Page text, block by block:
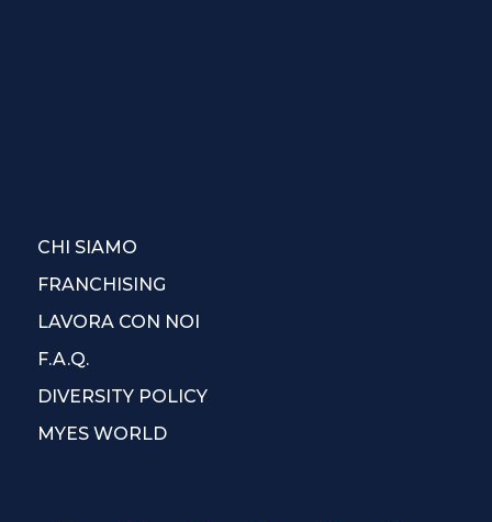
CHI SIAMO
FRANCHISING
LAVORA CON NOI
F.A.Q.
DIVERSITY POLICY
MYES WORLD